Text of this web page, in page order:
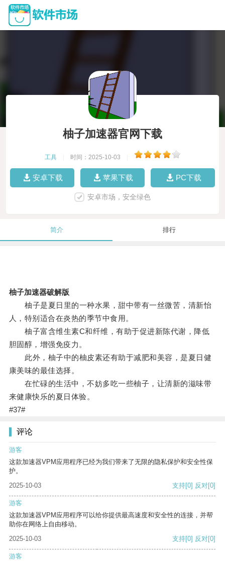
柚子加速器官网下载
工具 时间：2025-10-03
安卓下载 苹果下载 PC下载
安卓市场，安全绿色
简介 排行
柚子加速器破解版
柚子是夏日里的一种水果，甜中带有一丝微苦，清新怡
人，特别适合在炎热的季节中食用。
柚子富含维生素C和纤维，有助于促进新陈代谢，降低
胆固醇，增强免疫力。
此外，柚子中的柚皮素还有助于减肥和美容，是夏日健
康美味的最佳选择。
在忙碌的生活中，不妨多吃一些柚子，让清新的滋味带
来健康快乐的夏日体验。
#37#
评论
游客
这款加速器VPM应用程序已经为我们带来了无限的隐私保护和安全性保
护。
2025-10-03
支持[0] 反对[0]
游客
这款加速器VPM应用程序可以给你提供最高速度和安全性的连接，并帮
助你在网络上自由移动。
2025-10-03
支持[0] 反对[0]
游客